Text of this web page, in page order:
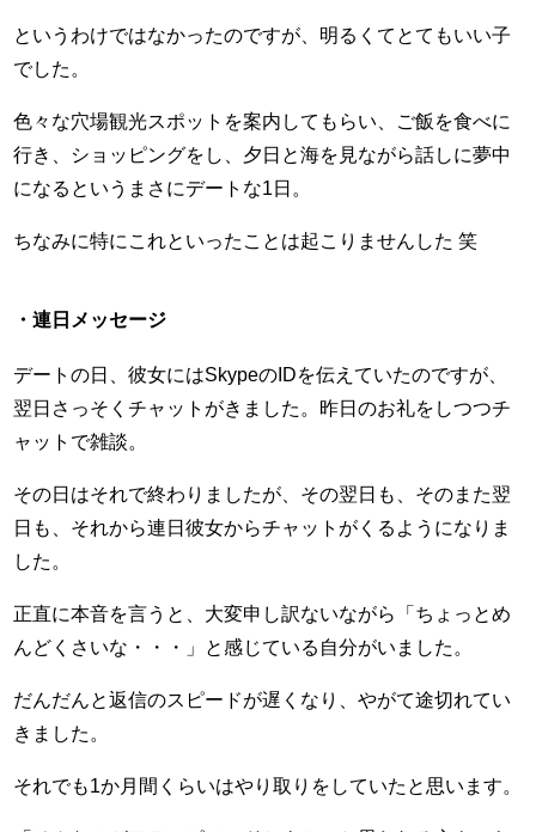
というわけではなかったのですが、明るくてとてもいい子
でした。
色々な穴場観光スポットを案内してもらい、ご飯を食べに
行き、ショッピングをし、夕日と海を見ながら話しに夢中
になるというまさにデートな1日。
ちなみに特にこれといったことは起こりませんした 笑
・連日メッセージ
デートの日、彼女にはSkypeのIDを伝えていたのですが、
翌日さっそくチャットがきました。昨日のお礼をしつつチ
ャットで雑談。
その日はそれで終わりましたが、その翌日も、そのまた翌
日も、それから連日彼女からチャットがくるようになりま
した。
正直に本音を言うと、大変申し訳ないながら「ちょっとめ
んどくさいな・・・」と感じている自分がいました。
だんだんと返信のスピードが遅くなり、やがて途切れてい
きました。
それでも1か月間くらいはやり取りをしていたと思います。